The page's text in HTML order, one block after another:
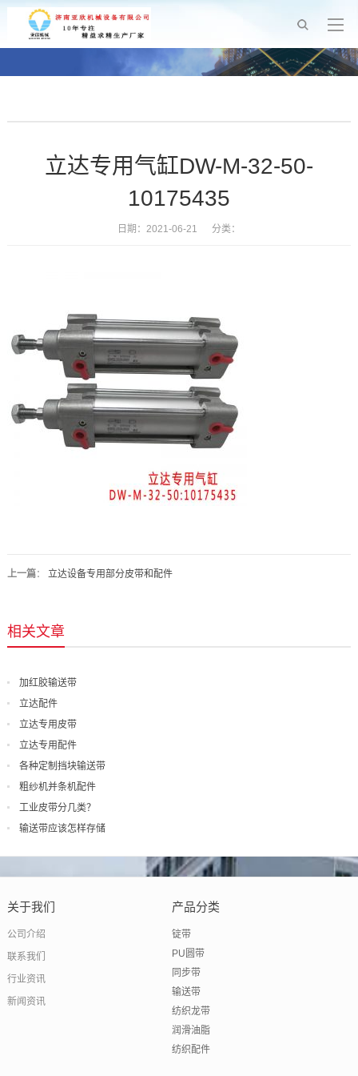
立达专用气缸DW-M-32-50-
10175435
日期：2021-06-21 分类：
上一篇： 立达设备专用部分皮带和配件
相关文章
加红胶输送带
立达配件
立达专用皮带
立达专用配件
各种定制挡块输送带
粗纱机并条机配件
工业皮带分几类？
输送带应该怎样存储
关于我们
公司介绍
联系我们
行业资讯
新闻资讯
产品分类
锭带
PU圆带
同步带
输送带
纺织龙带
润滑油脂
纺织配件